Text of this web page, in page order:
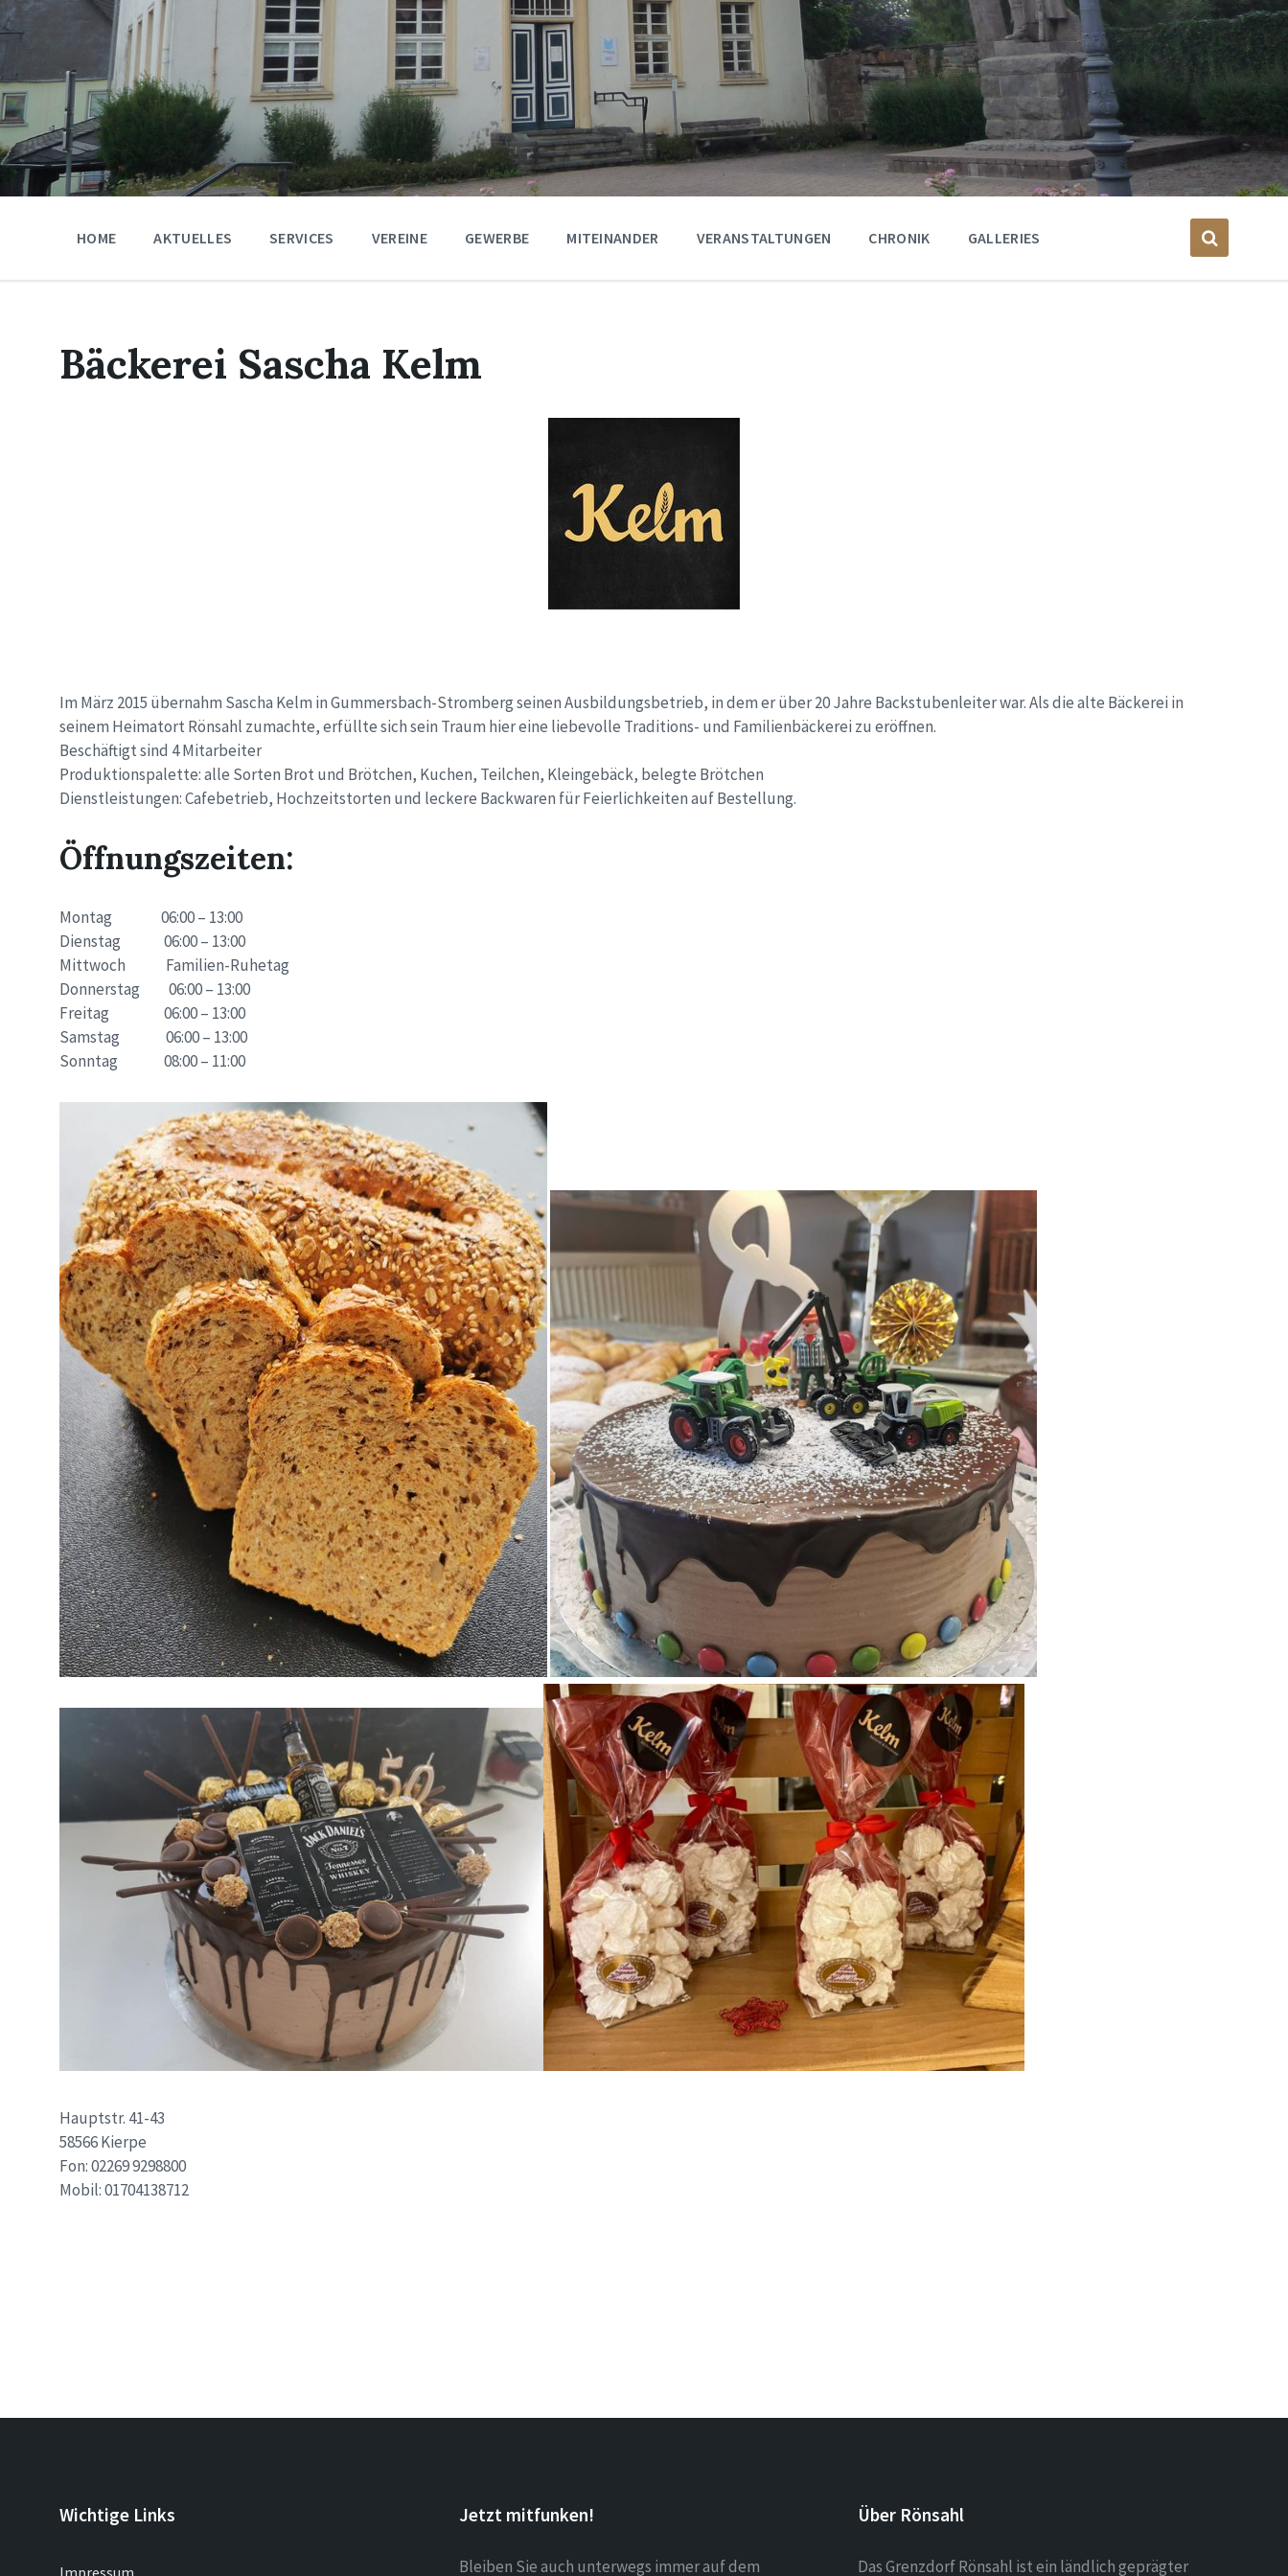
HOME AKTUELLES SERVICES VEREINE GEWERBE MITEINANDER VERANSTALTUNGEN CHRONIK GALLERIES
Bäckerei Sascha Kelm
Im März 2015 übernahm Sascha Kelm in Gummersbach-Stromberg seinen Ausbildungsbetrieb, in dem er über 20 Jahre Backstubenleiter war. Als die alte Bäckerei in
seinem Heimatort Rönsahl zumachte, erfüllte sich sein Traum hier eine liebevolle Traditions- und Familienbäckerei zu eröffnen.
Beschäftigt sind 4 Mitarbeiter
Produktionspalette: alle Sorten Brot und Brötchen, Kuchen, Teilchen, Kleingebäck, belegte Brötchen
Dienstleistungen: Cafebetrieb, Hochzeitstorten und leckere Backwaren für Feierlichkeiten auf Bestellung.
Öffnungszeiten:
Montag 06:00 – 13:00
Dienstag 06:00 – 13:00
Mittwoch Familien-Ruhetag
Donnerstag 06:00 – 13:00
Freitag 06:00 – 13:00
Samstag 06:00 – 13:00
Sonntag 08:00 – 11:00
Hauptstr. 41-43
58566 Kierpe
Fon: 02269 9298800
Mobil: 01704138712
Wichtige Links Jetzt mitfunken!
Bleiben Sie auch unterwegs immer auf dem
Über Rönsahl
Das Grenzdorf Rönsahl ist ein ländlich geprägter